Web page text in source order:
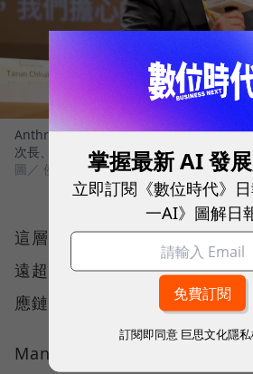
Anthropic國家安全政策主管Tarun
次長、台灣AICoE計畫辦公室許永真教授
圖／ 侯俊偉攝影
這層背景，讓此番Anthropic
遠超過開發者交流，更具有鮮
應鏈合作夥伴關係。
Mann在對談中直言，民主聯
掌握最新 AI 發展
立即訂閱《數位時代》
一AI》圖解日
訂閱即同意 巨思文化隱